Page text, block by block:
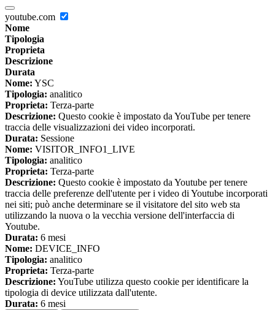
youtube.com
Nome
Tipologia
Proprieta
Descrizione
Durata
Nome: YSC
Tipologia: analitico
Proprieta: Terza-parte
Descrizione: Questo cookie è impostato da YouTube per tenere
traccia delle visualizzazioni dei video incorporati.
Durata: Sessione
Nome: VISITOR_INFO1_LIVE
Tipologia: analitico
Proprieta: Terza-parte
Descrizione: Questo cookie è impostato da Youtube per tenere
traccia delle preferenze dell'utente per i video di Youtube incorporati
nei siti; può anche determinare se il visitatore del sito web sta
utilizzando la nuova o la vecchia versione dell'interfaccia di
Youtube.
Durata: 6 mesi
Nome: DEVICE_INFO
Tipologia: analitico
Proprieta: Terza-parte
Descrizione: YouTube utilizza questo cookie per identificare la
tipologia di device utilizzata dall'utente.
Durata: 6 mesi